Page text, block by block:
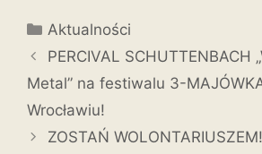
Aktualności
PERCIVAL SCHUTTENBACH
Metal” na festiwalu 3-
Wrocławiu!
ZOSTAŃ WOLONTARIUSZEM!